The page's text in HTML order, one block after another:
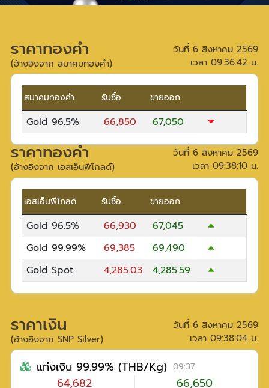
ราคาทองคำ
(อ้างอิงจาก สมาคมทองคำ)
วันที่ 6 สิงหาคม 2569
เวลา 09:36:42 น.
สมาคมทองคำ รับซื้อ ขายออก
Gold 96.5% 66,850 67,050
ราคาทองคำ
(อ้างอิงจาก เอสเอ็นพีโกลด์)
วันที่ 6 สิงหาคม 2569
เวลา 09:38:10น.
เอสเอ็นพีโกลด์ รับซื้อ ขายออก
Gold 96.5% 66,930
67,045
Gold 99.99%
69,385
69,490
Gold Spot
4,285.03 4,285.59
ราคาเงิน
(อ้างอิงจาก SNP Silver)
วันที่ 6 สิงหาคม 2569
เวลา 09:38:04น.
แท่งเงิน 99.99% (THB/Kg) 09:37
64,682
66,650